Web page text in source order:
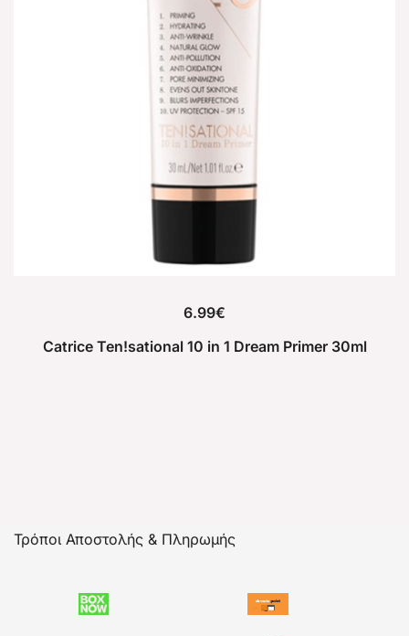
6.99€
Catrice Ten!sational 10 in 1 Dream Primer 30ml
Τρόποι Αποστολής & Πληρωμής